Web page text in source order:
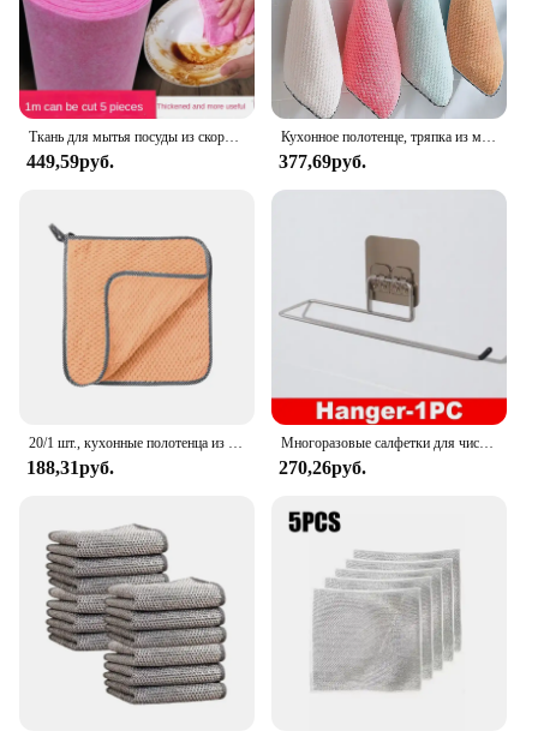
you can tackle stains on the spot, whenever they
occur. The sets available for sale are perfect for
those who prefer to have a supply on hand, while
the wholesale options cater to vendors and suppliers
looking to stock up for their customers.
Ткань для мытья посуды из скорлупы кокосового ореха, безмасляная ткань для кухни, утолщенная ткань для чистки, водопоглощающая, обеззараживающая, ткань для чистки
449,59руб.
Кухонное полотенце, тряпка из микрофибры, кухонная тряпка для посуды, антипригарная, масляная, утолщенная, салфетка для чистки стола, впитывающая губка для мытья посуды, домашняя
377,69руб.
20/1 шт., кухонные полотенца из микрофибры
188,31руб.
Многоразовые салфетки для чистки, бытовые кухонные одноразовые тряпки, нетканые тряпки для мытья посуды, бумажные полотенца, антипригарные масляные салфетки для мытья посуды, салфетки
270,26руб.